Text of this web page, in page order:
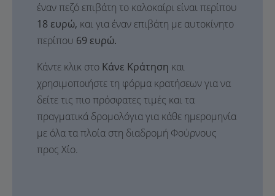
έναν πεζό επιβάτη το καλοκαίρι είναι περίπου
18 ευρώ, και για έναν επιβάτη με αυτοκίνητο
περίπου 69 ευρώ.
Κάντε κλικ στο Κάνε Κράτηση και
χρησιμοποιήστε τη φόρμα κρατήσεων για να
δείτε τις πιο πρόσφατες τιμές και τα
πραγματικά δρομολόγια για κάθε ημερομηνία
με όλα τα πλοία στη διαδρομή Φούρνους
προς Χίο.